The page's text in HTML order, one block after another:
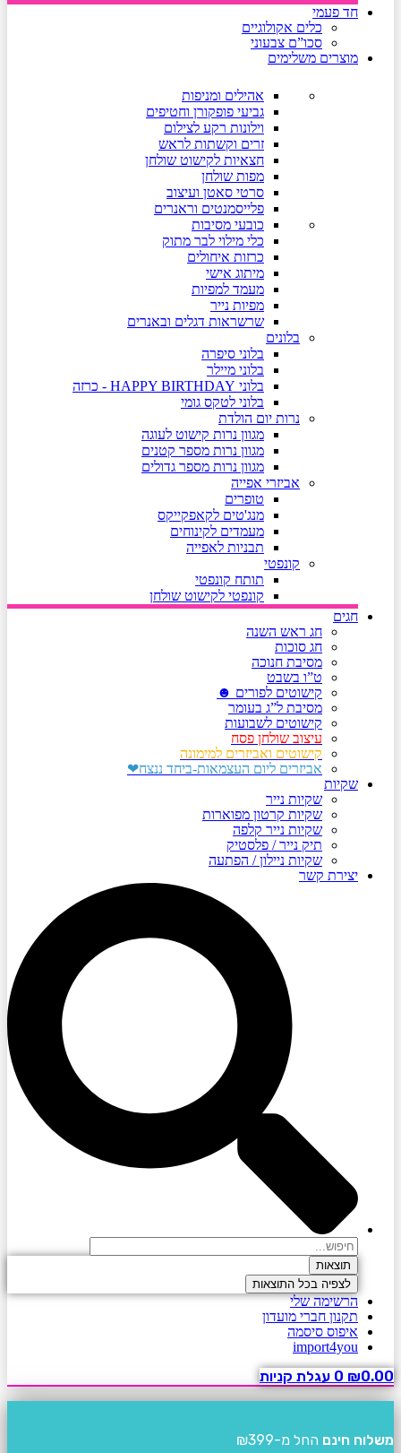
חד פעמי
כלים אקולוגיים
סכו”ם צבעוני
מוצרים משלימים
אהילים ומניפות
גביעי פופקורן וחטיפים
וילונות רקע לצילום
זרים וקשתות לראש
חצאיות לקישוט שולחן
מפות שולחן
סרטי סאטן ועיצוב
פלייסמנטים וראנרים
כובעי מסיבות
כלי מילוי לבר מתוק
כרזות איחולים
מיתוג אישי
מעמד למפיות
מפיות נייר
שרשראות דגלים ובאנרים
בלונים
בלוני סיפרה
בלוני מיילר
בלוני HAPPY BIRTHDAY - כרזה
בלוני לטקס גומי
נרות יום הולדת
מגוון נרות קישוט לעוגה
מגוון נרות מספר קטנים
מגוון נרות מספר גדולים
אביזרי אפייה
טופרים
מנג'טים לקאפקייקס
מעמדים לקינוחים
תבניות לאפייה
קונפטי
תותח קונפטי
קונפטי לקישוט שולחן
חגים
חג ראש השנה
חג סוכות
מסיבת חנוכה
ט”ו בשבט
קישוטים לפורים ☻
מסיבת ל”ג בעומר
קישוטים לשבועות
עיצוב שולחן פסח
קישוטים ואביזרים למימונה
אביזרים ליום העצמאות-ביחד ננצח❤
שקיות
שקיות נייר
שקיות קרטון מפוארות
שקיות נייר קלפה
תיק נייר / פלסטיק
שקיות ניילון / הפתעה
יצירת קשר
Search
...תוצאות
לצפיה בכל התוצאות
הרשימה שלי
תקנון חברי מועדון
איפוס סיסמה
import4you
₪0.00
0 עגלת קניות
משלוח חינם החל מ-₪399